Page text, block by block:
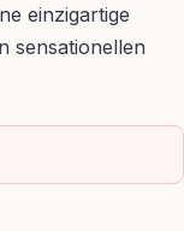
einzigartige
sensationellen